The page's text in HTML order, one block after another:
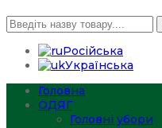
Російська
Українська
Головна
ОДЯГ
Головні убори